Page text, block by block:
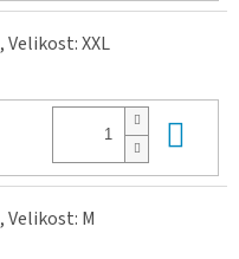
XXL
Velikost: M